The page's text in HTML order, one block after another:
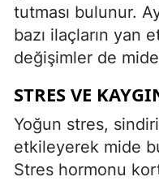
tutması bulunur.
bazı ilaçların yan
değişimler de
STRES VE
Yoğun stres,
etkileyerek mide
Stres hormonu